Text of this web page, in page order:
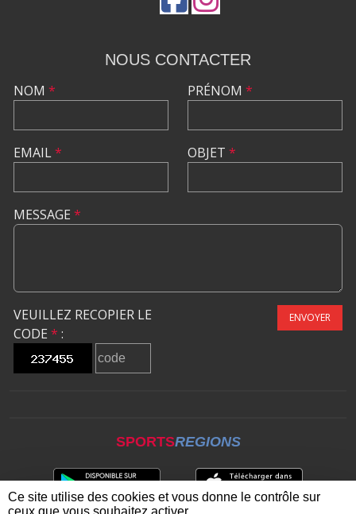
NOUS CONTACTER
NOM *
EMAIL*
PRÉNOM *
OBJET *
MESSAGE *
VEUILLEZ RECOPIER LE
CODE * :
ENVOYER
SPORTSREGIONS
Ce site utilise des cookies et vous donne le contrôle sur
ceux que vous souhaitez activer